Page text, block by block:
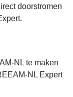
doorstromen
NL te maken
NL Expert